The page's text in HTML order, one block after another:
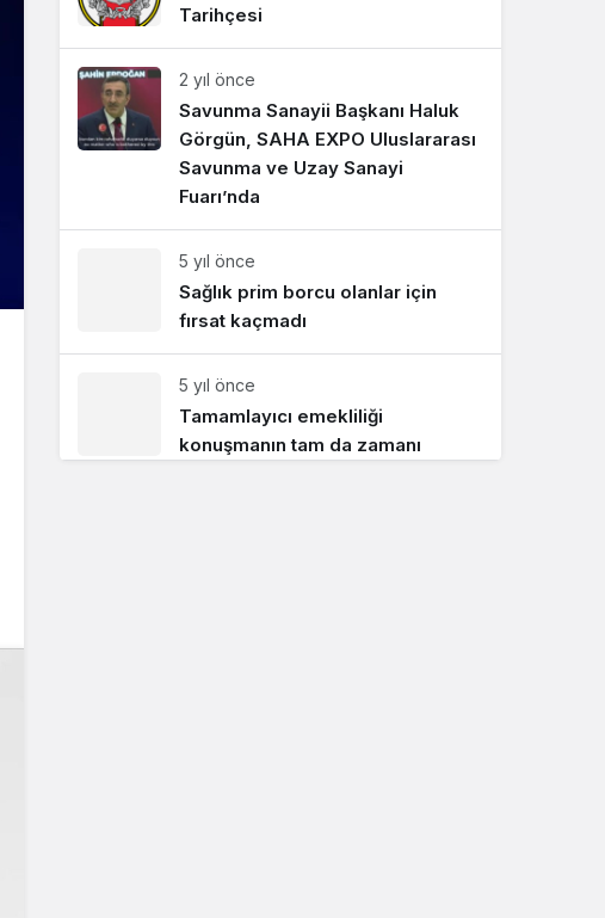
Sistem Modu
Sistem modunu seçin.
Tarihçesi
2 yıl önce
Savunma Sanayii Başkanı Haluk
Görgün, SAHA EXPO Uluslararası
Savunma ve Uzay Sanayi
Fuarı’nda
5 yıl önce
Sağlık prim borcu olanlar için
fırsat kaçmadı
5 yıl önce
Tamamlayıcı emekliliği
konuşmanın tam da zamanı